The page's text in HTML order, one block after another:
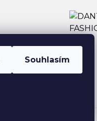
Souhlasím